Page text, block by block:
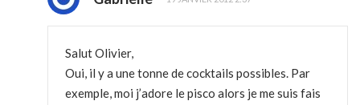
Salut Olivier,
Oui, il y a une tonne de cocktails possibles. Par
exemple, moi j’adore le pisco alors je me suis fais